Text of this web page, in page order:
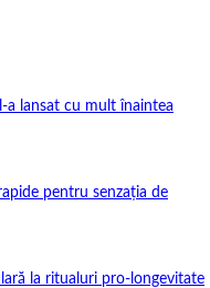
a lansat cu mult înaintea
pentru senzația de
la ritualuri pro‑longevitate